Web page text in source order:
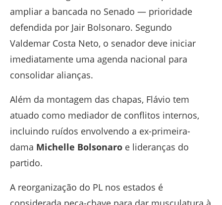
ampliar a bancada no Senado — prioridade
defendida por Jair Bolsonaro. Segundo
Valdemar Costa Neto, o senador deve iniciar
imediatamente uma agenda nacional para
consolidar alianças.
Além da montagem das chapas, Flávio tem
atuado como mediador de conflitos internos,
incluindo ruídos envolvendo a ex-primeira-
dama Michelle Bolsonaro e lideranças do
partido.
A reorganização do PL nos estados é